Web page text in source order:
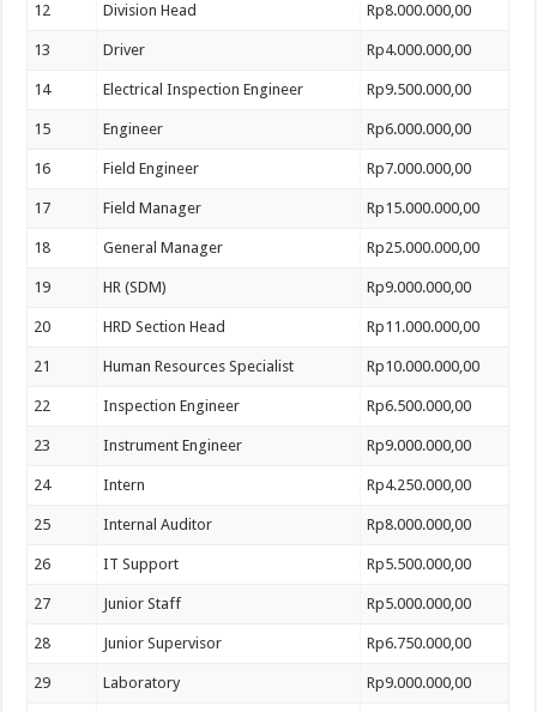
12 Division Head Rp8.000.000,00
13 Driver Rp4.000.000,00
14 Electrical Inspection Engineer Rp9.500.000,00
15 Engineer Rp6.000.000,00
16 Field Engineer Rp7.000.000,00
17 Field Manager Rp15.000.000,00
18 General Manager Rp25.000.000,00
19 HR (SDM) Rp9.000.000,00
20 HRD Section Head Rp11.000.000,00
21 Human Resources Specialist Rp10.000.000,00
22 Inspection Engineer Rp6.500.000,00
23 Instrument Engineer Rp9.000.000,00
24 Intern Rp4.250.000,00
25 Internal Auditor Rp8.000.000,00
26 IT Support Rp5.500.000,00
27 Junior Staff Rp5.000.000,00
28 Junior Supervisor Rp6.750.000,00
29 Laboratory Rp9.000.000,00